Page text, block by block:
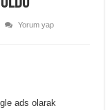
Yorum yap
ads olarak